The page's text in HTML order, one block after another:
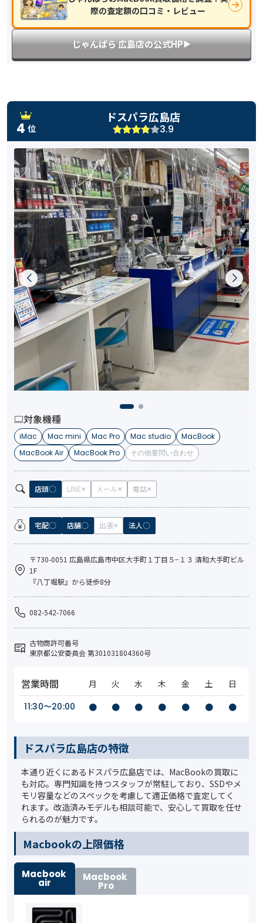
じゃんぱら 広島店の公式HP▶︎
際の査定額の口コミ・レビュー
4 位
ドスパラ広島店
3.9
対象機種
iMac Mac mini Mac Pro Mac studio
MacBook
MacBook Air
MacBook Pro その他要問い合わせ
店頭 LINE メール 電話
宅配 店舗 出張 法人
〒730-0051 広島県広島市中区大手町１丁目５−１３ 清和大手町ビル
1F
『八丁堀駅』から徒歩8分
082-542-7066
古物商許可番号
東京都公安委員会 第301031804360号
営業時間 月 火 水 木 金 土
日
11:30〜20:00
● ● ● ● ● ● ●
ドスパラ広島店の特徴
本通り近くにあるドスパラ広島店では、MacBookの買取に
も対応。専門知識を持つスタッフが常駐しており、SSDやメ
モリ容量などのスペックを考慮して適正価格で査定してく
れます。改造済みモデルも相談可能で、安心して買取を任せ
られるのが魅力です。
️Macbookの上限価格
Macbook
air Macbook
Pro